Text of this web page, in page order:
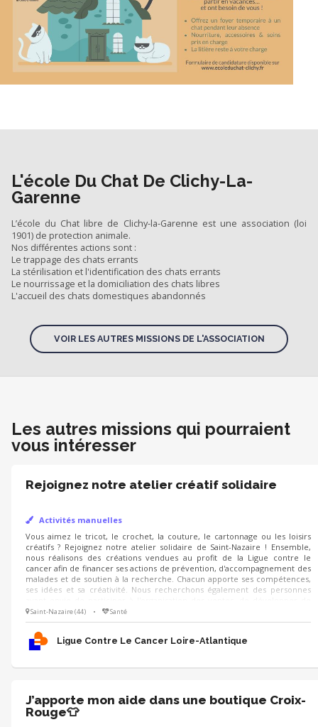
L'école Du Chat De Clichy-La-
Garenne
L’école du Chat libre de Clichy-la-Garenne est une association (loi
1901) de protection animale.
Nos différentes actions sont :
Le trappage des chats errants
La stérilisation et l'identification des chats errants
Le nourrissage et la domiciliation des chats libres
L'accueil des chats domestiques abandonnés
VOIR LES AUTRES MISSIONS DE L'ASSOCIATION
Les autres missions qui pourraient
vous intéresser
Rejoignez notre atelier créatif solidaire
Activités manuelles
Vous aimez le tricot, le crochet, la couture, le cartonnage ou les loisirs
créatifs ? Rejoignez notre atelier solidaire de Saint-Nazaire ! Ensemble,
nous réalisons des créations vendues au profit de la Ligue contre le
cancer afin de financer ses actions de prévention, d'accompagnement des
malades et de soutien à la recherche. Chacun apporte ses compétences,
ses idées et sa créativité. Nous recherchons également des personnes
nouveaux partenariats ou d'imaginer de nouveaux lieux d'exposition.
Saint-Nazaire (44) • Santé
Ligue Contre Le Cancer Loire-Atlantique
J’apporte mon aide dans une boutique Croix-
Rouge👕